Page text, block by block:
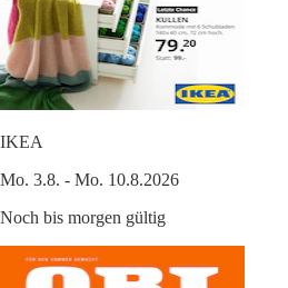
IKEA
Mo. 3.8. - Mo. 10.8.2026
Noch bis morgen gültig